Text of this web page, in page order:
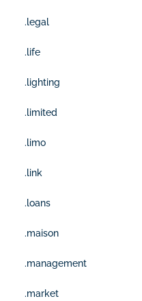
.legal
.life
.lighting
.limited
.limo
.link
.loans
.maison
.management
.market